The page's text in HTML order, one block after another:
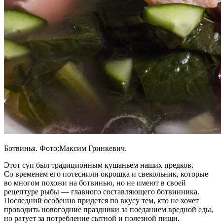
Ботвинья. Фото:Максим Гринкевич.
Этот суп был традиционным кушаньем наших предков.
Со временем его потеснили окрошка и свекольник, которые
во многом похожи на ботвинью, но не имеют в своей
рецептуре рыбы — главного составляющего ботвинника.
Последний особенно придется по вкусу тем, кто не хочет
проводить новогодние праздники за поеданием вредной еды,
но ратует за потребление сытной и полезной пищи.